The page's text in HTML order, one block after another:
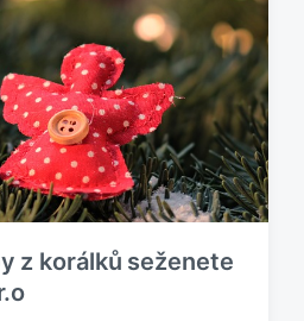
z korálků seženete